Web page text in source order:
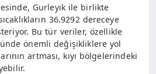
Gurleyik ile birlikte
36.9292 dereceye
Bu tür veriler, özellikle
önemli değişikliklere yol
artması, kıyı bölgelerindeki